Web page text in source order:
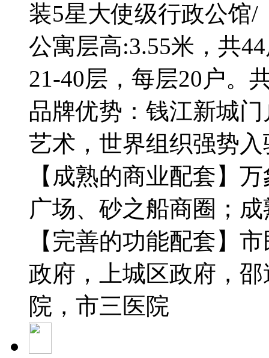
装5星大使级行政公馆/
公寓层高:3.55米，共
21-40层，每层20户。
品牌优势：钱江新城
艺术，世界组织强势
【成熟的商业配套】
广场、️砂之船商圈；
【完善的功能配套】
政府，上城区政府，
院，市三医院